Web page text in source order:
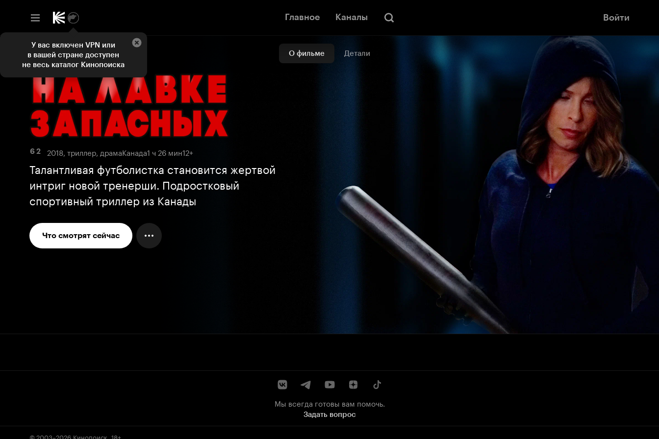
Главное Каналы Войти
О фильме Детали
6 2 2018, триллер, драмаКанада1 ч 26 мин12+
Талантливая футболистка становится жертвой
интриг новой тренерши. Подростковый
спортивный триллер из Канады
Что смотрят сейчас
Мы всегда готовы вам помочь.
Задать вопрос
© 2003–2026 Кинопоиск 18+
У вас включен VPN или
в вашей стране доступен
не весь каталог Кинопоиска